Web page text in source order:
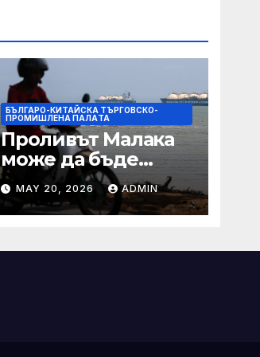
БЪЛГАРО-КИТАЙСКА ТЪРГОВСКО-
ПРОМИШЛЕНА ПАЛAТА
Проливът Малака
може да бъде
следващата точка,
ако Азия не
внимава
MAY 20, 2026 ADMIN